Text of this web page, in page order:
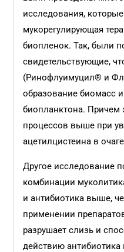
исследования,
мукорегулирующая
биопленок. Так, были
свидетельствующие,
(Ринофлуимуцил® и
образование биомасс
биопланктона. Причем
процессов выше при
ацетилцистеина в
Другое исследование
комбинации
и антибиотика выше,
применении
разрушает слизь и
действию